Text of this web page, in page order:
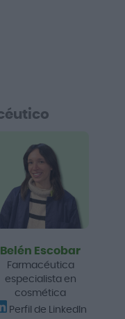
Belén Escobar
Farmacéutica
especialista en
cosmética
Perfil de LinkedIn